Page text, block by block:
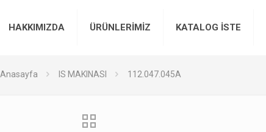
HAKKIMIZDA ÜRÜNLERİMİZ KATALOG İSTE
Anasayfa IS MAKINASI 112.047.045A